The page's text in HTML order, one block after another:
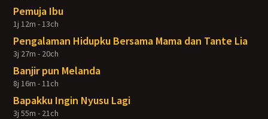
Pemuja Ibu
1j 12m - 13ch
Pengalaman Hidupku Bersama Mama dan Tante Lia
3j 27m - 20ch
Banjir pun Melanda
8j 16m - 11ch
Bapakku Ingin Nyusu Lagi
3j 55m - 21ch